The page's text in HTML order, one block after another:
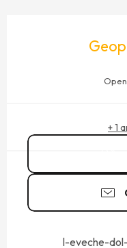
+ 1
l-eveche-